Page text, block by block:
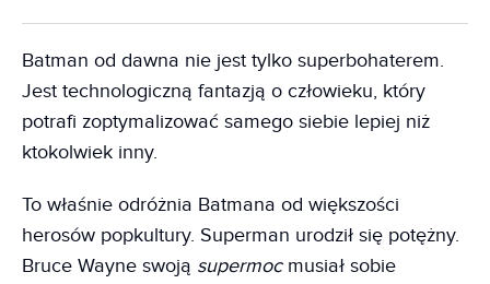
Batman od dawna nie jest tylko superbohaterem.
Jest technologiczną fantazją o człowieku, który
potrafi zoptymalizować samego siebie lepiej niż
ktokolwiek inny.
To właśnie odróżnia Batmana od większości
herosów popkultury. Superman urodził się potężny.
Bruce Wayne swoją supermoc musiał sobie